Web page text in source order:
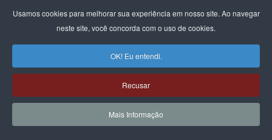
Usamos cookies para melhorar sua experiência em nosso site. Ao navegar
neste site, você concorda com o uso de cookies.
OK! Eu entendi.
Recusar
Mais Informação
na configuração em andamento no parlamento,
o CFEMEA, convidou ativistas e estudiosas do tema para propor
e possíveis brechas para atuação coletiva, visto que o debate
está intrinsecamente ligado à autonomia sexual das mulheres
Nesta publicação damos acesso público aos textos